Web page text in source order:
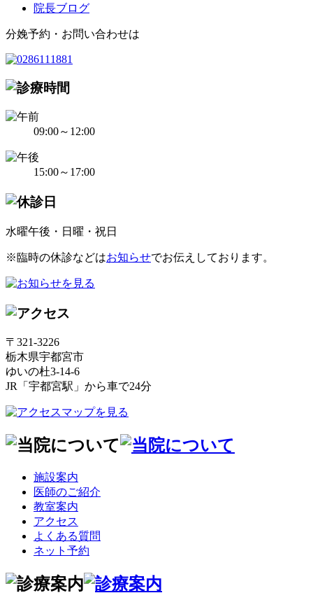
院長ブログ
分娩予約・お問い合わせは
09:00～12:00
15:00～17:00
水曜午後・日曜・祝日
※臨時の休診などはお知らせでお伝えしております。
〒321-3226
栃木県宇都宮市
ゆいの杜3-14-6
JR「宇都宮駅」から車で24分
施設案内
医師のご紹介
教室案内
アクセス
よくある質問
ネット予約